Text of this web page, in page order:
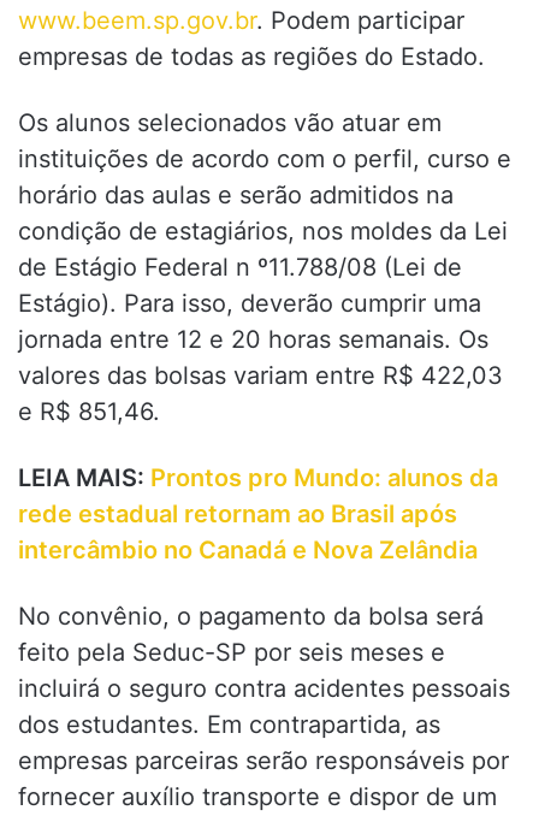
www.beem.sp.gov.br. Podem participar
empresas de todas as regiões do Estado.
Os alunos selecionados vão atuar em
instituições de acordo com o perfil, curso e
horário das aulas e serão admitidos na
condição de estagiários, nos moldes da Lei
de Estágio Federal n º11.788/08 (Lei de
Estágio). Para isso, deverão cumprir uma
jornada entre 12 e 20 horas semanais. Os
valores das bolsas variam entre R$ 422,03
e R$ 851,46.
LEIA MAIS: Prontos pro Mundo: alunos da
rede estadual retornam ao Brasil após
intercâmbio no Canadá e Nova Zelândia
No convênio, o pagamento da bolsa será
feito pela Seduc-SP por seis meses e
incluirá o seguro contra acidentes pessoais
dos estudantes. Em contrapartida, as
empresas parceiras serão responsáveis por
fornecer auxílio transporte e dispor de um